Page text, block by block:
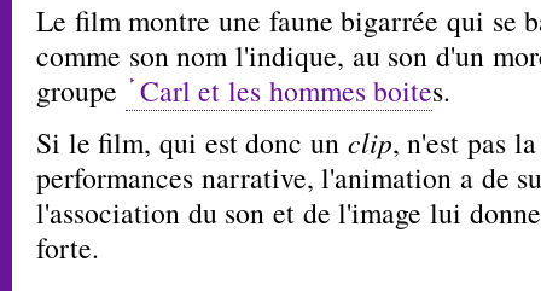
Le film montre une faune bigarrée qui se
comme son nom l'indique, au son d'un
groupe
Carl et les hommes boites.
Si le film, qui est donc un clip, n'est pas
performances narrative, l'animation a de
l'association du son et de l'image lui
forte.